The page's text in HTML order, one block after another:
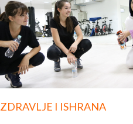
ZDRAVLJE I ISHRANA